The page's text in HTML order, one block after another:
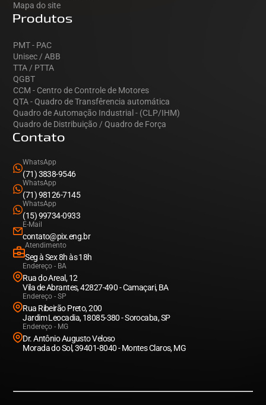
Mapa do site
Produtos
PMT - PAC
Unisec / ABB
TTA / PTTA
QGBT
CCM - Centro de Controle de Motores
QTA - Quadro de Transfêrencia automática
Quadro de Automação Industrial - (CLP/IHM)
Quadro de Distribuição / Quadro de Força
Contato
WhatsApp
(71) 3838-9546
WhatsApp
(71) 98126-7145
WhatsApp
(15) 99734-0933
E-Mail
contato@pix.eng.br
Atendimento
Seg à Sex 8h às 18h
Endereço - BA
Rua do Areal, 12
Vila de Abrantes, 42827-490 - Camaçari, BA
Endereço - SP
Rua Ribeirão Preto, 200
Jardim Leocadia, 18085-380 - Sorocaba, SP
Endereço - MG
Dr. Antônio Augusto Veloso
Morada do Sol, 39401-8040 - Montes Claros, MG